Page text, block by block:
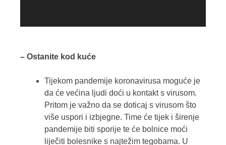
– Ostanite kod kuće
Tijekom pandemije koronavirusa moguće je
da će većina ljudi doći u kontakt s virusom.
Pritom je važno da se doticaj s virusom što
više uspori i izbjegne. Time će tijek i širenje
pandemije biti sporije te će bolnice moći
liječiti bolesnike s najtežim tegobama. U